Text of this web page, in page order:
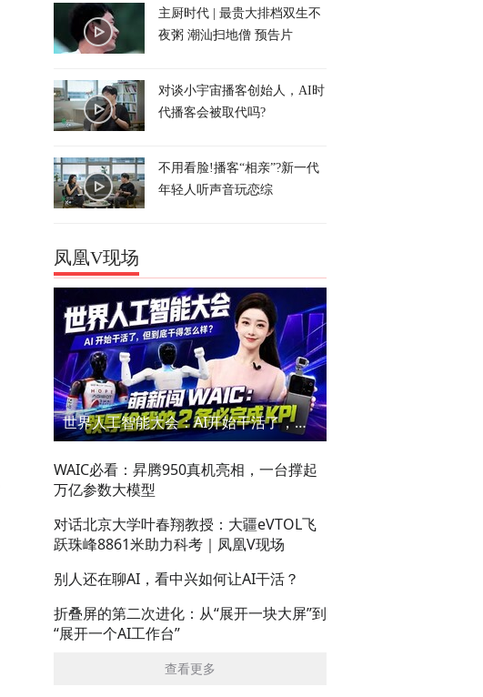
主厨时代 | 最贵大排档双生不
夜粥 潮汕扫地僧 预告片
对谈小宇宙播客创始人，AI时
代播客会被取代吗?
不用看脸!播客“相亲”?新一代
年轻人听声音玩恋综
凤凰V现场
世界人工智能大会：AI开始干活了，但到底干的怎么样？萌新闯WAIC
WAIC必看：昇腾950真机亮相，一台撑起
万亿参数大模型
对话北京大学叶春翔教授：大疆eVTOL飞
跃珠峰8861米助力科考｜凤凰V现场
别人还在聊AI，看中兴如何让AI干活？
折叠屏的第二次进化：从“展开一块大屏”到
“展开一个AI工作台”
查看更多